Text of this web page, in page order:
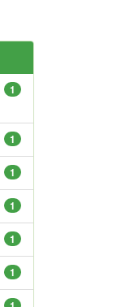
1
1
1
1
1
1